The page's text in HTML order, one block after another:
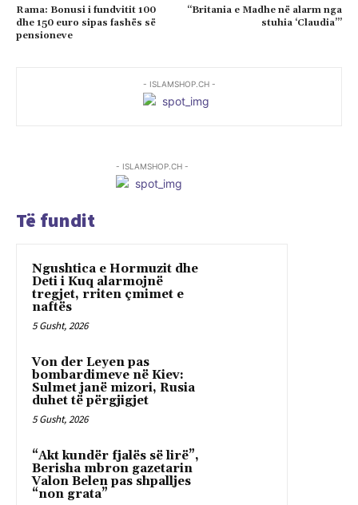
Rama: Bonusi i fundvitit 100
dhe 150 euro sipas fashës së
pensioneve
“Britania e Madhe në alarm nga
stuhia ‘Claudia’”
- ISLAMSHOP.CH -
- ISLAMSHOP.CH -
Të fundit
Ngushtica e Hormuzit dhe
Deti i Kuq alarmojnë
tregjet, rriten çmimet e
naftës
5 Gusht, 2026
Von der Leyen pas
bombardimeve në Kiev:
Sulmet janë mizori, Rusia
duhet të përgjigjet
5 Gusht, 2026
“Akt kundër fjalës së lirë”,
Berisha mbron gazetarin
Valon Belen pas shpalljes
“non grata”